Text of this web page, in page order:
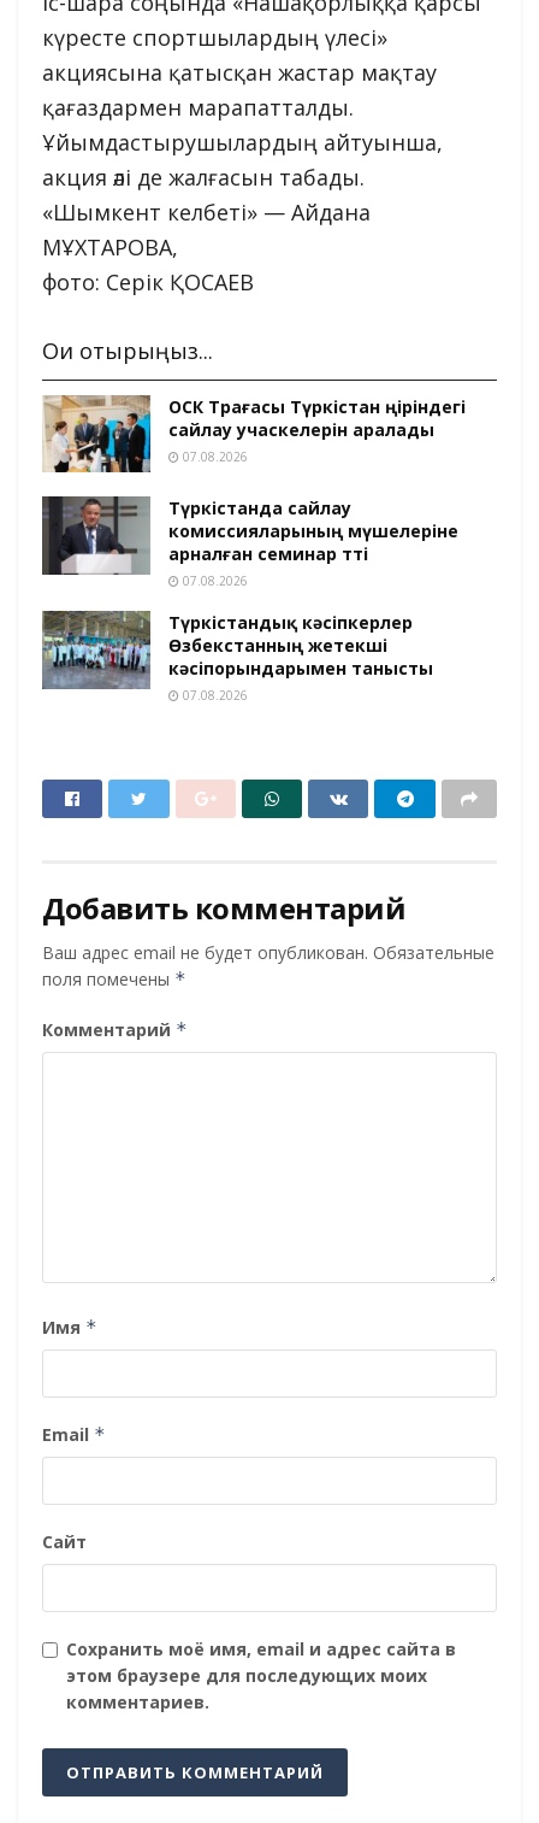
күресте спортшылардың үлесі»
акциясына қатысқан жастар мақтау
қағаздармен марапатталды.
Ұйымдастырушылардың айтуынша,
акция әлі де жалғасын табады.
«Шымкент келбеті» — Айдана
МҰХТАРОВА,
фото: Серік ҚОСАЕВ
Оқи отырыңыз...
ОСК Төрағасы Түркістан өңіріндегі
сайлау учаскелерін аралады
07.08.2026
Түркістанда сайлау
комиссияларының мүшелеріне
арналған семинар өтті
07.08.2026
Түркістандық кәсіпкерлер
Өзбекстанның жетекші
кәсіпорындарымен танысты
07.08.2026
Добавить комментарий
Ваш адрес email не будет опубликован. Обязательные
поля помечены *
Комментарий *
Имя *
Email *
Сайт
Сохранить моё имя, email и адрес сайта в
этом браузере для последующих моих
комментариев.